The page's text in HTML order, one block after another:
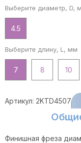
Выберите диаметр, D,
4.5
Выберите длину, L, мм
7 8 10
Артикул: 2KTD4507
Финишная фреза